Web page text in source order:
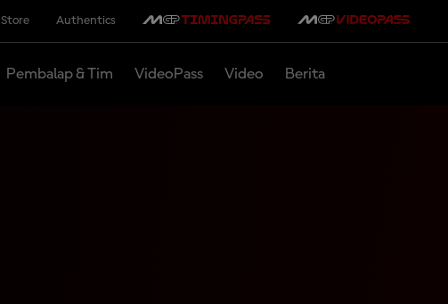
Store Authentics
Pembalap & Tim VideoPass Video Berita